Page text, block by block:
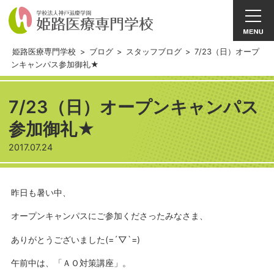
姫路医療専門学校 > ブログ > スタッフブログ > 7/23（日）オープ
ンキャンパス参加御礼★
7/23（日）オープンキャンパス
参加御礼★
2017.07.24
昨日も暑い中、
オープンキャンパスにご参加くださったみなさま、
ありがとうございました(=´▽`=)
午前中は、「ＡＯ対策講座」。